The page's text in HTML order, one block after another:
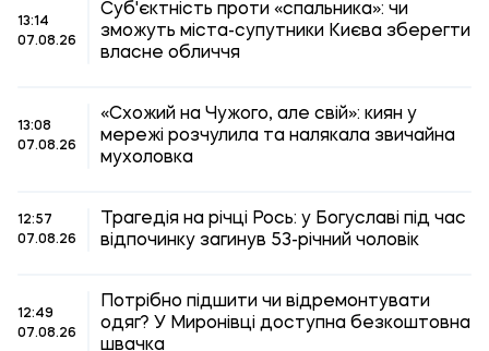
13:14
07.08.26
Суб'єктність проти «спальника»: чи
зможуть міста-супутники Києва зберегти
власне обличчя
13:08
07.08.26
«Схожий на Чужого, але свій»: киян у
мережі розчулила та налякала звичайна
мухоловка
12:57
07.08.26
Трагедія на річці Рось: у Богуславі під час
відпочинку загинув 53-річний чоловік
12:49
07.08.26
Потрібно підшити чи відремонтувати
одяг? У Миронівці доступна безкоштовна
швачка